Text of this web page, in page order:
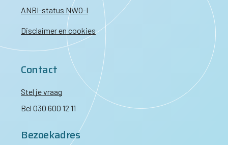
ANBI-status NWO-I
Disclaimer en cookies
Contact
Stel je vraag
Bel 030 600 12 11
Bezoekadres